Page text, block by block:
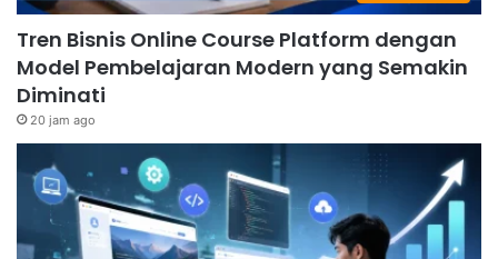
Tren Bisnis Online Course Platform dengan
Model Pembelajaran Modern yang Semakin
Diminati
20 jam ago